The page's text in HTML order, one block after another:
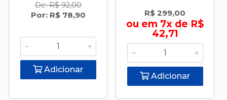
De: R$ 92,00
Por: R$ 78,90
Adicionar
R$ 299,00
ou em 7x de R$
42,71
Adicionar